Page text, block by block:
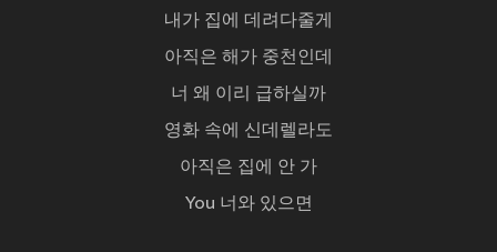
내가 집에 데려다줄게
아직은 해가 중천인데
너 왜 이리 급하실까
영화 속에 신데렐라도
아직은 집에 안 가
You 너와 있으면